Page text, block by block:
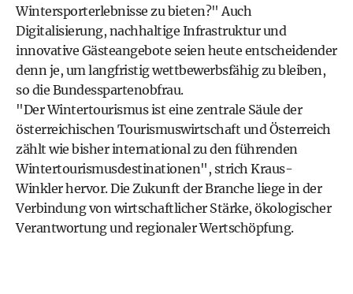
Wintersporterlebnisse zu bieten?" Auch
Digitalisierung, nachhaltige Infrastruktur und
innovative Gästeangebote seien heute entscheidender
denn je, um langfristig wettbewerbsfähig zu bleiben,
so die Bundesspartenobfrau.
"Der Wintertourismus ist eine zentrale Säule der
österreichischen Tourismuswirtschaft und Österreich
zählt wie bisher international zu den führenden
Wintertourismusdestinationen", strich Kraus-
Winkler hervor. Die Zukunft der Branche liege in der
Verbindung von wirtschaftlicher Stärke, ökologischer
Verantwortung und regionaler Wertschöpfung.